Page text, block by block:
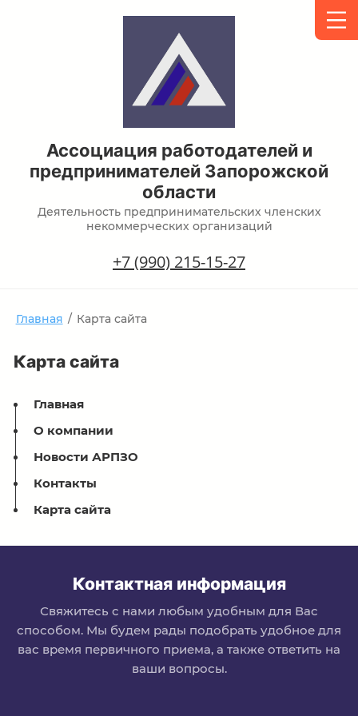
Ассоциация работодателей и
предпринимателей Запорожской
области
Деятельность предпринимательских членских
некоммерческих организаций
+7 (990) 215-15-27
Главная / Карта сайта
Карта сайта
Главная
О компании
Новости АРПЗО
Контакты
Карта сайта
Контактная информация
Свяжитесь с нами любым удобным для Вас
способом. Мы будем рады подобрать удобное для
вас время первичного приема, а также ответить на
ваши вопросы.